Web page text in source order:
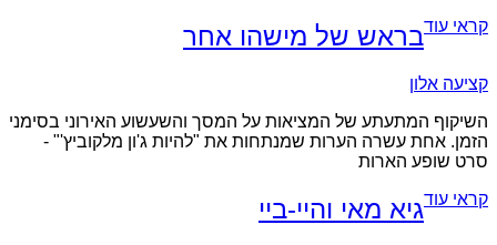
קראי עודבראש של מישהו אחר
קציעה אלון
השיקוף המתעתע של המציאות על המסך והשעשוע האירוני בסימני
הזמן. אחת עשרה הערות שמנתחות את "להיות ג'ון מלקוביץ'" -
סרט שופע הארות
קראי עודגיא מאי והיי-ביי